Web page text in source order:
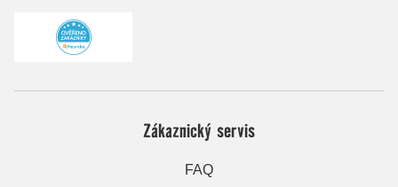
Zákaznický servis
FAQ